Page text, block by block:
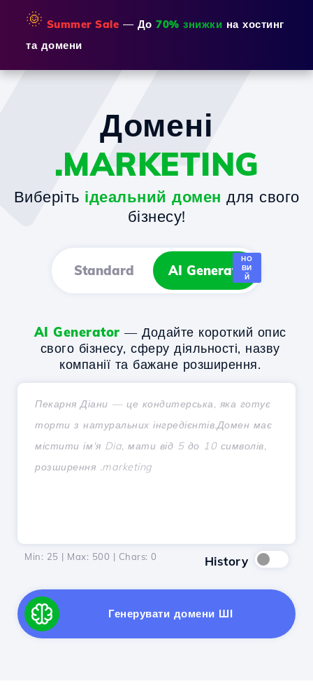
🌞 Summer Sale — До 70% знижки на хостинг
та домени
Домені
.MARKETING
Виберіть ідеальний домен для свого
бізнесу!
Standard AI Generator
НО
ВИ
Й
AI Generator — Додайте короткий опис
свого бізнесу, сферу діяльності, назву
компанії та бажане розширення.
Min: 25 | Max: 500 | Chars: 0 History
Генерувати домени ШІ